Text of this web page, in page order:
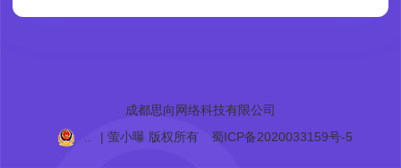
成都思向网络科技有限公司
| 萤小曝 版权所有 蜀ICP备2020033159号-5